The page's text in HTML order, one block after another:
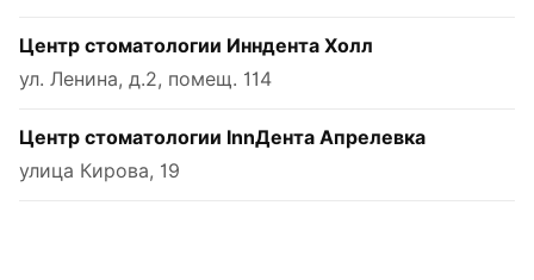
Центр стоматологии Инндента Холл
ул. Ленина, д.2, помещ. 114
Центр стоматологии InnДента Апрелевка
улица Кирова, 19